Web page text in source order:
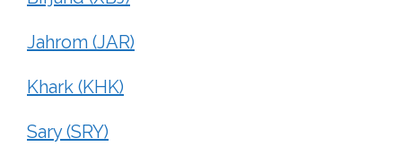
Jahrom (JAR)
Khark (KHK)
Sary (SRY)